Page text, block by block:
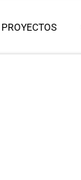
PROYECTOS